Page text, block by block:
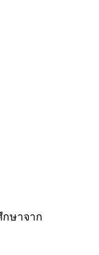
กษาจาก